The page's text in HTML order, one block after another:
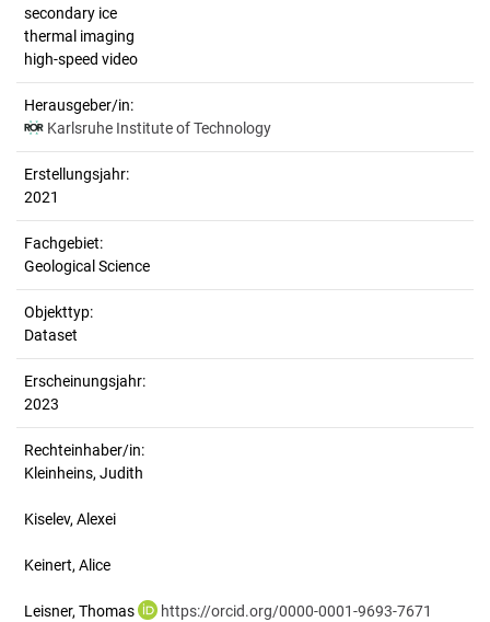
secondary ice
thermal imaging
high-speed video
Herausgeber/in:
Karlsruhe Institute of Technology
Erstellungsjahr:
2021
Fachgebiet:
Geological Science
Objekttyp:
Dataset
Erscheinungsjahr:
2023
Rechteinhaber/in:
Kleinheins, Judith
Kiselev, Alexei
Keinert, Alice
Leisner, Thomas https://orcid.org/0000-0001-9693-7671